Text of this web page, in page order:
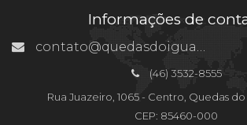
Informações de
contato@quedasdoiguacu.pr.gov.br
(46) 3532-8555
Rua Juazeiro, 1065 - Centro, Quedas
CEP: 85460-000